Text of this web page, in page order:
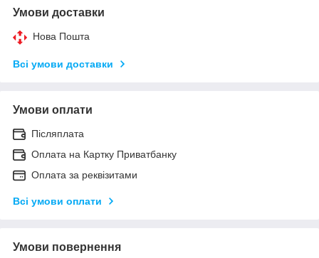
Умови доставки
Нова Пошта
Всі умови доставки
Умови оплати
Післяплата
Оплата на Картку Приватбанку
Оплата за реквізитами
Всі умови оплати
Умови повернення